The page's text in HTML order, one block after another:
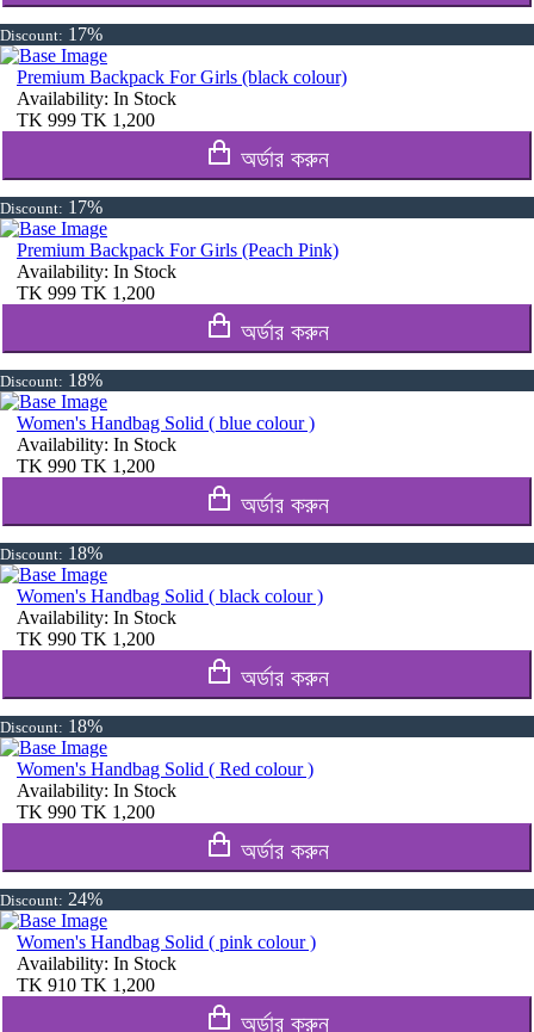
Discount: 17%
Premium Backpack For Girls (black colour)
Availability: In Stock
TK 999 TK 1,200
অর্ডার করুন
Discount: 17%
Premium Backpack For Girls (Peach Pink)
Availability: In Stock
TK 999 TK 1,200
অর্ডার করুন
Discount: 18%
Women's Handbag Solid ( blue colour )
Availability: In Stock
TK 990 TK 1,200
অর্ডার করুন
Discount: 18%
Women's Handbag Solid ( black colour )
Availability: In Stock
TK 990 TK 1,200
অর্ডার করুন
Discount: 18%
Women's Handbag Solid ( Red colour )
Availability: In Stock
TK 990 TK 1,200
অর্ডার করুন
Discount: 24%
Women's Handbag Solid ( pink colour )
Availability: In Stock
TK 910 TK 1,200
অর্ডার করুন